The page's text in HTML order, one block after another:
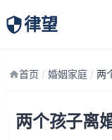
律望
律师团队
首页 / 婚姻家庭 /
两个孩子离